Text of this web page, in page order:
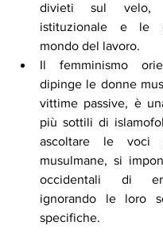
divieti sul velo,
istituzionale e le
mondo del lavoro.
Il femminismo
dipinge le donne
vittime passive, è
più sottili di
ascoltare le voci
musulmane, si
occidentali di
ignorando le loro
specifiche.